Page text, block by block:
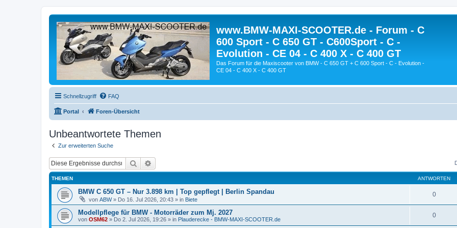
www.BMW-MAXI-SCOOTER.de - Forum - C
600 Sport - C 650 GT - C600Sport - C -
Evolution - CE 04 - C 400 X - C 400 GT
Das Forum für die Maxiscooter von BMW - C 650 GT + C 600 Sport - C - Evolution -
CE 04 - C 400 X - C 400 GT
Schnellzugriff FAQ
Portal Foren-Übersicht
Unbeantwortete Themen
Zur erweiterten Suche
Suche
THEMEN ANTWORTEN
BMW C 650 GT – Nur 3.898 km | Top gepflegt | Berlin Spandau
von ABW» Do 16. Jul 2026, 20:43 » in Biete
0
Modellpflege für BMW - Motorräder zum Mj. 2027
von OSM62 » Do 2. Jul 2026, 19:26 » in Plauderecke - BMW-MAXI-SCOOTER.de
0